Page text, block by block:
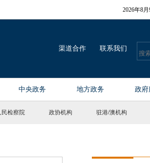
民检察院 政协机构 驻港/澳机构